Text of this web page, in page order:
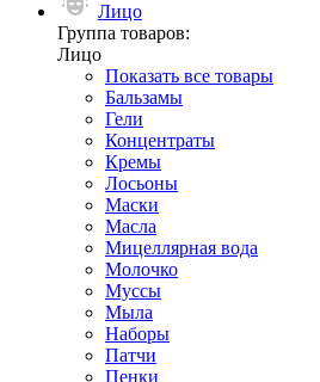
Лицо
Группа товаров:
Лицо
Показать все товары
Бальзамы
Гели
Концентраты
Кремы
Лосьоны
Маски
Масла
Мицеллярная вода
Молочко
Муссы
Мыла
Наборы
Патчи
Пенки